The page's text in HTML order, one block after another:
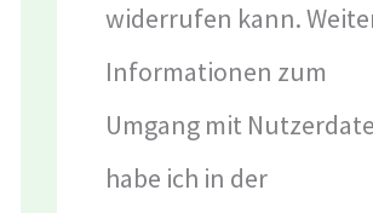
widerrufen kann.
Informationen zum
Umgang mit
habe ich in der